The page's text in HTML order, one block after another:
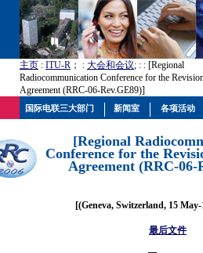
主页 : ITU-R ； : 大会和会议; : : [Regional
Radiocommunication Conference for the
Agreement (RRC-06-Rev.GE89)]
[Regional
Conference for the
Agreement (RRC-06-
[(Geneva, Switzerland, 15
最后文件
国际电联三大部门 新闻室 各项活动